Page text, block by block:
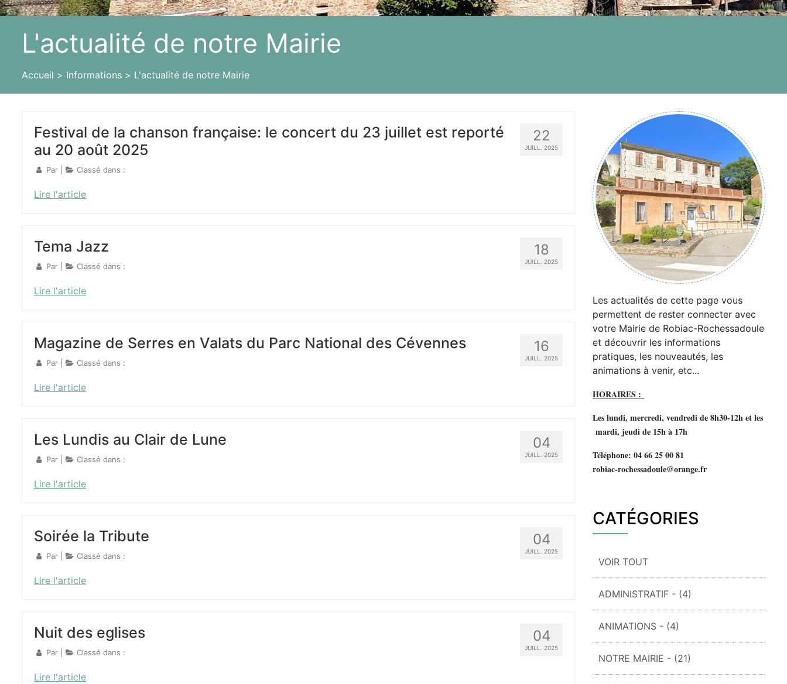
L'actualité de notre Mairie
Accueil Informations L'actualité de notre Mairie
22
JUILL. 2025
Festival de la chanson française: le concert du 23 juillet est reporté
au 20 août 2025
Par Classé dans :
Lire l'article
18
JUILL. 2025
Tema Jazz
Par Classé dans :
Lire l'article
16
JUILL. 2025
Magazine de Serres en Valats du Parc National des Cévennes
Par Classé dans :
Lire l'article
04
JUILL. 2025
Les Lundis au Clair de Lune
Par Classé dans :
Lire l'article
04
JUILL. 2025
Soirée la Tribute
Par Classé dans :
Lire l'article
04
JUILL. 2025
Nuit des eglises
Par Classé dans :
Lire l'article
Les actualités de cette page vous
permettent de rester connecter avec
votre Mairie de Robiac-Rochessadoule
et découvrir les informations
pratiques, les nouveautés, les
animations à venir, etc...
HORAIRES :
Les lundi, mercredi, vendredi de 8h30-12h et les
mardi, jeudi de 15h à 17h
Téléphone: 04 66 25 00 81
robiac-rochessadoule@orange.fr
CATÉGORIES
VOIR TOUT
ADMINISTRATIF - (4)
ANIMATIONS - (4)
NOTRE MAIRIE - (21)